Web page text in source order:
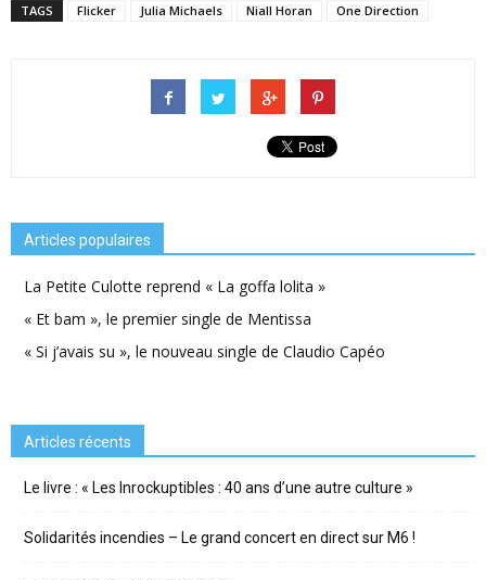
TAGS Flicker Julia Michaels Niall Horan One Direction
Articles populaires
La Petite Culotte reprend « La goffa lolita »
« Et bam », le premier single de Mentissa
« Si j’avais su », le nouveau single de Claudio Capéo
Articles récents
Le livre : « Les Inrockuptibles : 40 ans d’une autre culture »
Solidarités incendies – Le grand concert en direct sur M6 !